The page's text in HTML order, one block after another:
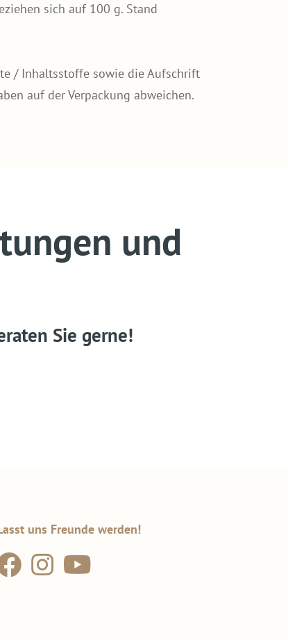
sich auf 100 g. Stand
/ Inhaltsstoffe sowie die Aufschrift
auf der Verpackung abweichen.
und
Sie gerne!
uns Freunde werden!